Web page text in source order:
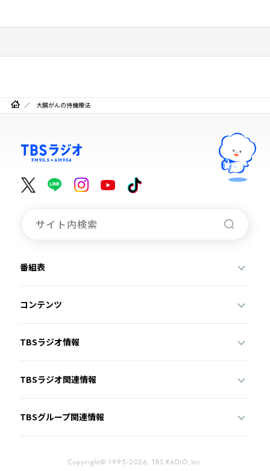
大腸がんの待機療法
番組表
コンテンツ
TBSラジオ情報
TBSラジオ関連情報
TBSグループ関連情報
Copyright© 1995-2026, TBS RADIO,Inc.